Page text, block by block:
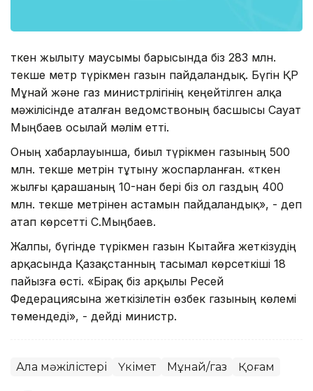
Өткен жылыту маусымы барысында біз 283 млн.
текше метр түрікмен газын пайдаландық. Бүгін ҚР
Мұнай және газ министрлігінің кеңейтілген алқа
мәжілісінде аталған ведомствоның басшысы Сауат
Мыңбаев осылай мәлім етті.
Оның хабарлауынша, биыл түрікмен газының 500
млн. текше метрін тұтыну жоспарланған. «Өткен
жылғы қарашаның 10-нан бері біз ол газдың 400
млн. текше метрінен астамын пайдаландық», - деп
атап көрсетті С.Мыңбаев.
Жалпы, бүгінде түрікмен газын Кытайға жеткізудің
арқасында Қазақстанның тасымал көрсеткіші 18
пайызға өсті. «Бірақ біз арқылы Ресей
Федерациясына жеткізілетін өзбек газының көлемі
төмендеді», - дейді министр.
Алқа мәжілістері Үкімет Мұнай/газ Қоғам